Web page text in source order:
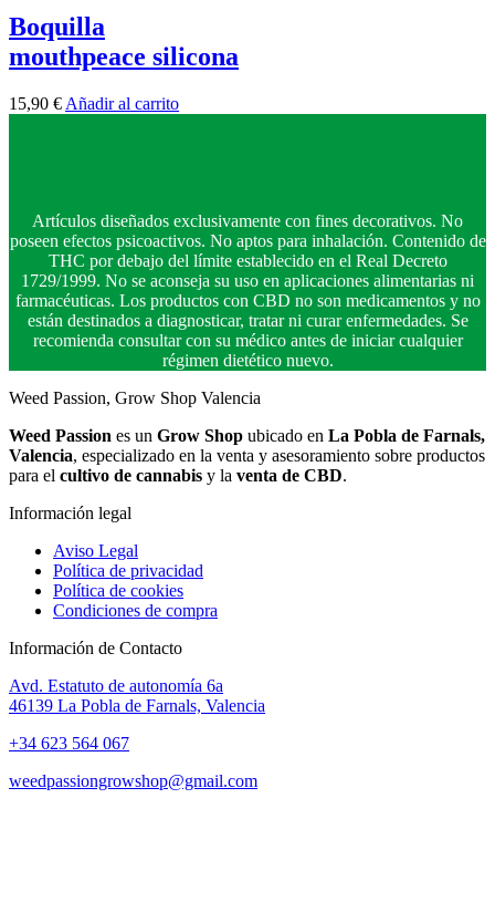
Boquilla
mouthpeace silicona
15,90 € Añadir al carrito
Artículos diseñados exclusivamente con fines decorativos. No
poseen efectos psicoactivos. No aptos para inhalación. Contenido de
THC por debajo del límite establecido en el Real Decreto
1729/1999. No se aconseja su uso en aplicaciones alimentarias ni
farmacéuticas. Los productos con CBD no son medicamentos y no
están destinados a diagnosticar, tratar ni curar enfermedades. Se
recomienda consultar con su médico antes de iniciar cualquier
régimen dietético nuevo.
Weed Passion, Grow Shop Valencia
Weed Passion es un Grow Shop ubicado en La Pobla de Farnals,
Valencia, especializado en la venta y asesoramiento sobre productos
para el cultivo de cannabis y la venta de CBD.
Información legal
Aviso Legal
Política de privacidad
Política de cookies
Condiciones de compra
Información de Contacto
Avd. Estatuto de autonomía 6a
46139 La Pobla de Farnals, Valencia
+34 623 564 067
weedpassiongrowshop@gmail.com